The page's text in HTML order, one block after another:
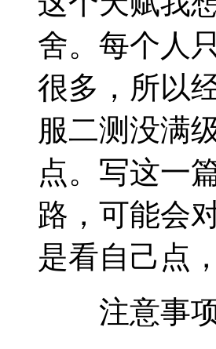
舍。每个人
很多，所以
服二测没满
点。写这一
路，可能会
是看自己点
注意事项